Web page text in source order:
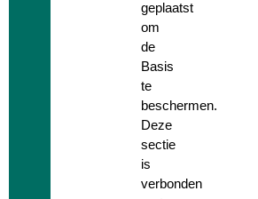
geplaatst
om
de
Basis
te
beschermen.
Deze
sectie
is
verbonden